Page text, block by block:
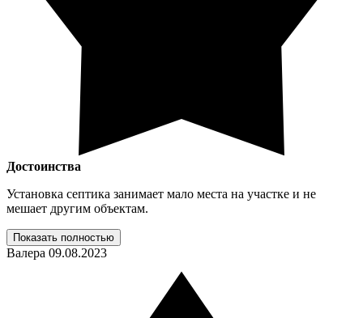
Достоинства
Установка септика занимает мало места на участке и не
мешает другим объектам.
Показать полностью
Валера 09.08.2023